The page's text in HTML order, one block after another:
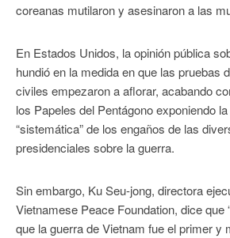
coreanas mutilaron y asesinaron a las
En Estados Unidos, la opinión pública
hundió en la medida en que las pruebas
civiles empezaron a aflorar, acabando
los Papeles del Pentágono exponiendo
“sistemática” de los engaños de las
presidenciales sobre la guerra.
Sin embargo, Ku Seu-jong, directora
Vietnamese Peace Foundation, dice que
que la guerra de Vietnam fue el primer y